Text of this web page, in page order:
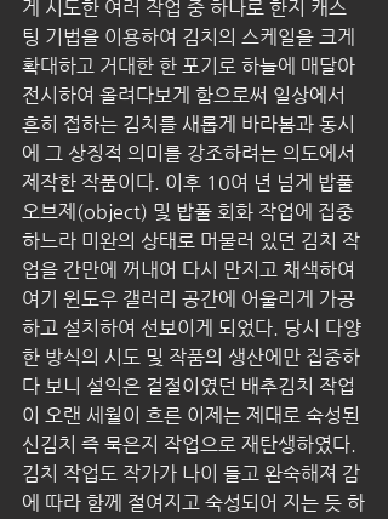
게 시도한 여러 작업 중 하나로 한지 캐스
팅 기법을 이용하여 김치의 스케일을 크게
확대하고 거대한 한 포기로 하늘에 매달아
전시하여 올려다보게 함으로써 일상에서
흔히 접하는 김치를 새롭게 바라봄과 동시
에 그 상징적 의미를 강조하려는 의도에서
제작한 작품이다. 이후 10여 년 넘게 밥풀
오브제(object) 및 밥풀 회화 작업에 집중
하느라 미완의 상태로 머물러 있던 김치 작
업을 간만에 꺼내어 다시 만지고 채색하여
여기 윈도우 갤러리 공간에 어울리게 가공
하고 설치하여 선보이게 되었다. 당시 다양
한 방식의 시도 및 작품의 생산에만 집중하
다 보니 설익은 겉절이였던 배추김치 작업
이 오랜 세월이 흐른 이제는 제대로 숙성된
신김치 즉 묵은지 작업으로 재탄생하였다.
김치 작업도 작가가 나이 들고 완숙해져 감
에 따라 함께 절여지고 숙성되어 지는 듯 하